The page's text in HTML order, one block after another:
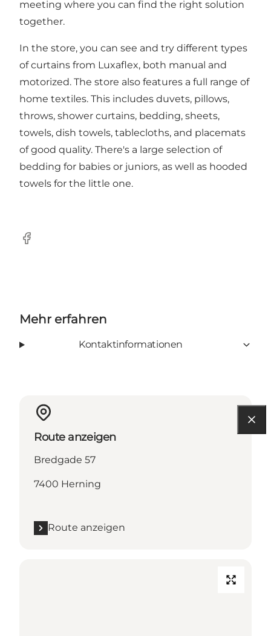
meeting where you can find the right solution
together.
In the store, you can see and try different types
of curtains from Luxaflex, both manual and
motorized. The store also features a full range of
home textiles. This includes duvets, pillows,
throws, shower curtains, bedding, sheets,
towels, dish towels, tablecloths, and placemats
of good quality. There's a large selection of
bedding for babies or juniors, as well as hooded
towels for the little one.
Facebook
Mehr erfahren
Kontaktinformationen
Route anzeigen
Bredgade 57
7400 Herning
Route anzeigen